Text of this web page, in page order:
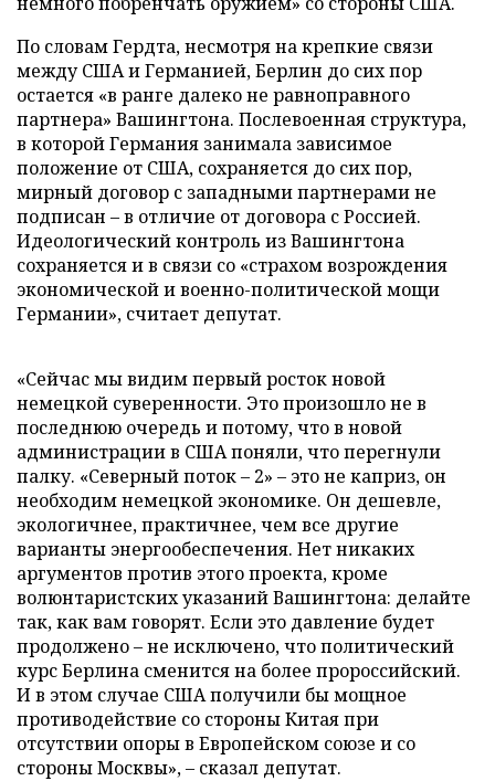
По словам Гердта, несмотря на крепкие связи
между США и Германией, Берлин до сих пор
остается «в ранге далеко не равноправного
партнера» Вашингтона. Послевоенная структура,
в которой Германия занимала зависимое
положение от США, сохраняется до сих пор,
мирный договор с западными партнерами не
подписан – в отличие от договора с Россией.
Идеологический контроль из Вашингтона
сохраняется и в связи со «страхом возрождения
экономической и военно-политической мощи
Германии», считает депутат.
«Сейчас мы видим первый росток новой
немецкой суверенности. Это произошло не в
последнюю очередь и потому, что в новой
администрации в США поняли, что перегнули
палку. «Северный поток – 2» – это не каприз, он
необходим немецкой экономике. Он дешевле,
экологичнее, практичнее, чем все другие
варианты энергообеспечения. Нет никаких
аргументов против этого проекта, кроме
волюнтаристских указаний Вашингтона: делайте
так, как вам говорят. Если это давление будет
продолжено – не исключено, что политический
курс Берлина сменится на более пророссийский.
И в этом случае США получили бы мощное
противодействие со стороны Китая при
отсутствии опоры в Европейском союзе и со
стороны Москвы», – сказал депутат.